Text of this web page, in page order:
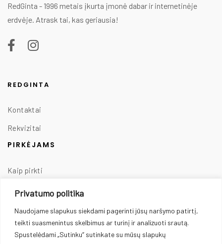
Privatumo politika
Naudojame slapukus siekdami pagerinti jūsų naršymo patirtį,
teikti suasmenintus skelbimus ar turinį ir analizuoti srautą.
Spustelėdami „Sutinku“ sutinkate su mūsų slapukų
RedGinta - 1996 metais įkurta įmonė dabar ir internetinėje
erdvėje. Atrask tai, kas geriausia!
REDGINTA
Kontaktai
Rekvizitai
PIRKĖJAMS
Kaip pirkti
Taisyklės
Prekių pristatymas
Prekių grąžinimas